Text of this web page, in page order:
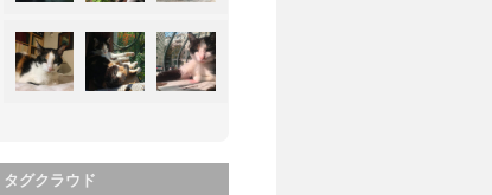
タグクラウド